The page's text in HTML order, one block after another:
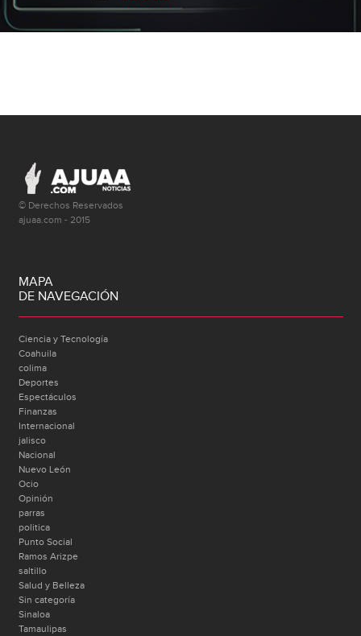
© Derechos Reservados
ajuaa.com - 2015
MAPA
DE NAVEGACIÓN
Ciencia y Tecnología
Coahuila
colima
Deportes
Espectáculos
Finanzas
Internacional
jalisco
Nacional
Nuevo León
Ocio
Opinión
parras
politica
Punto Social
Ramos Arizpe
saltillo
Salud y Belleza
Sin categoría
Sinaloa
Tamaulipas